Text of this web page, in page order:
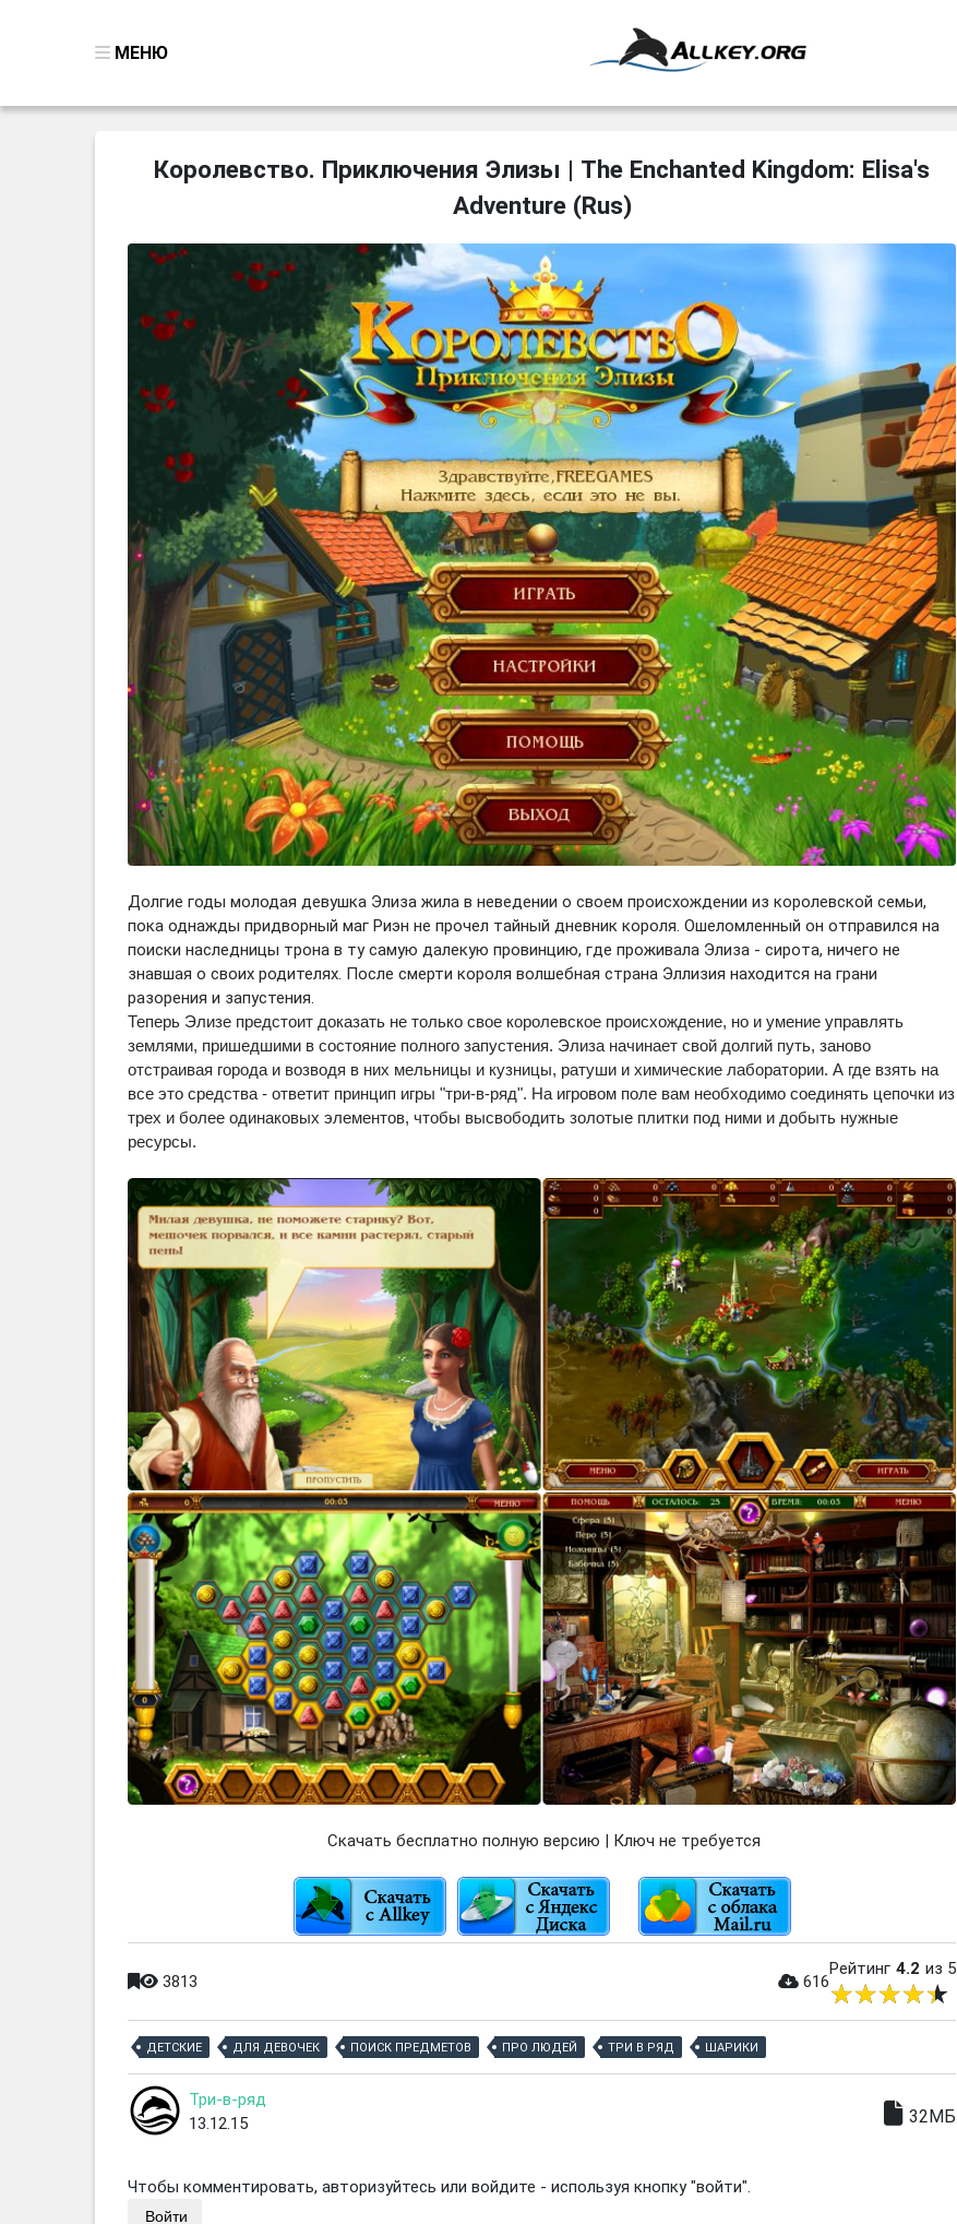
МЕНЮ
ПОИСК ПРЕДМЕТОВ
БИЗНЕС
СТРАТЕГИИ
КВЕСТ
НОВОСТИ
Королевство. Приключения Элизы | The Enchanted Kingdom: Elisa's
Adventure (Rus)
Долгие годы молодая девушка Элиза жила в неведении о своем происхождении из королевской семьи,
пока однажды придворный маг Риэн не прочел тайный дневник короля. Ошеломленный он отправился на
поиски наследницы трона в ту самую далекую провинцию, где проживала Элиза - сирота, ничего не
знавшая о своих родителях. После смерти короля волшебная страна Эллизия находится на грани
разорения и запустения.
Теперь Элизе предстоит доказать не только свое королевское происхождение, но и умение управлять
землями, пришедшими в состояние полного запустения. Элиза начинает свой долгий путь, заново
отстраивая города и возводя в них мельницы и кузницы, ратуши и химические лаборатории. А где взять на
все это средства - ответит принцип игры "три-в-ряд". На игровом поле вам необходимо соединять цепочки из
трех и более одинаковых элементов, чтобы высвободить золотые плитки под ними и добыть нужные
ресурсы.
Скачать бесплатно полную версию | Ключ не требуется
3813 616
Рейтинг 4.2 из 5
ДЕТСКИЕ ДЛЯ ДЕВОЧЕК ПОИСК ПРЕДМЕТОВ ПРО ЛЮДЕЙ ТРИ В РЯД ШАРИКИ
Три-в-ряд
13.12.15
32МБ
Чтобы комментировать, авторизуйтесь или войдите - используя кнопку "войти".
Войти